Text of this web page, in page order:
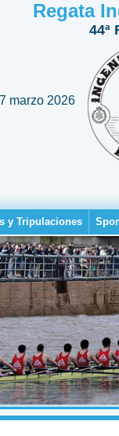
Regata
44ª
marzo 2026
y Tripulaciones